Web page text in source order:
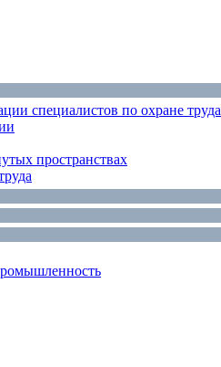
специалистов по охране труда
пространствах